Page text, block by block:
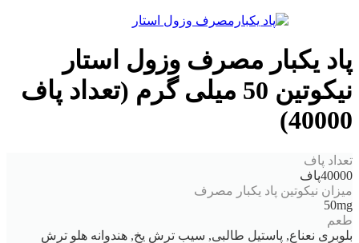
پاد یکبار مصرف وزول استار
نیکوتین 50 میلی گرم (تعداد پاف
40000)
تعداد پاف
40000پاف
میزان نیکوتین پاد یکبار مصرف
50mg
طعم
بلوبری نعناع, پاستیل طالبی, سیب ترش یخ, هندوانه هلو ترش